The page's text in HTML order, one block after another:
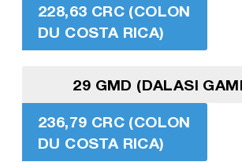
228,63 CRC (COLON
DU COSTA RICA)
29 GMD (DALASI
236,79 CRC (COLON
DU COSTA RICA)